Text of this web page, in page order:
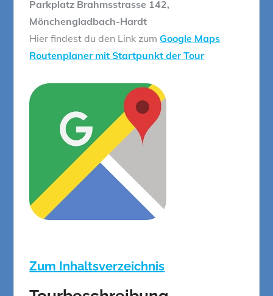
Parkplatz Brahmsstrasse 142,
Mönchengladbach-Hardt
Hier findest du den Link zumGoogle Maps
Routenplaner mit Startpunkt der Tour
Zum Inhaltsverzeichnis